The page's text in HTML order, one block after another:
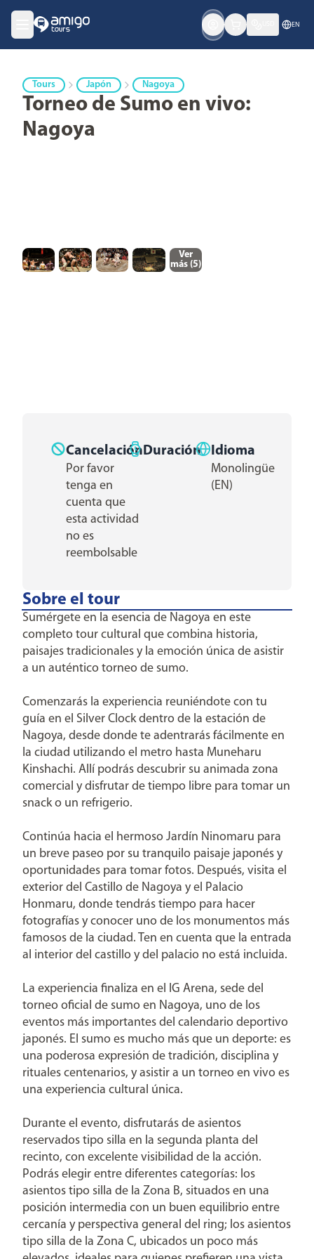
EN
Tours Japón Nagoya
Torneo de Sumo en vivo:
Nagoya
Ver
más (5)
Cancelación
Por favor
tenga en
cuenta que
esta actividad
no es
reembolsable
Duración Idioma
Monolingüe
(EN)
Sobre el tour
Sumérgete en la esencia de Nagoya en este
completo tour cultural que combina historia,
paisajes tradicionales y la emoción única de asistir
a un auténtico torneo de sumo.
Comenzarás la experiencia reuniéndote con tu
guía en el Silver Clock dentro de la estación de
Nagoya, desde donde te adentrarás fácilmente en
la ciudad utilizando el metro hasta Muneharu
Kinshachi. Allí podrás descubrir su animada zona
comercial y disfrutar de tiempo libre para tomar un
snack o un refrigerio.
Continúa hacia el hermoso Jardín Ninomaru para
un breve paseo por su tranquilo paisaje japonés y
oportunidades para tomar fotos. Después, visita el
exterior del Castillo de Nagoya y el Palacio
Honmaru, donde tendrás tiempo para hacer
fotografías y conocer uno de los monumentos más
famosos de la ciudad. Ten en cuenta que la entrada
al interior del castillo y del palacio no está incluida.
La experiencia finaliza en el IG Arena, sede del
torneo oficial de sumo en Nagoya, uno de los
eventos más importantes del calendario deportivo
japonés. El sumo es mucho más que un deporte: es
una poderosa expresión de tradición, disciplina y
rituales centenarios, y asistir a un torneo en vivo es
una experiencia cultural única.
Durante el evento, disfrutarás de asientos
reservados tipo silla en la segunda planta del
recinto, con excelente visibilidad de la acción.
Podrás elegir entre diferentes categorías: los
asientos tipo silla de la Zona B, situados en una
posición intermedia con un buen equilibrio entre
cercanía y perspectiva general del ring; los asientos
tipo silla de la Zona C, ubicados un poco más